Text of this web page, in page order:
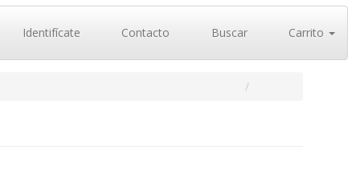
Identifícate Contacto Buscar Carrito